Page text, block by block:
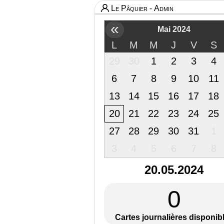
Le Pâquier - Admin
« Mai 2024
L M M J V
S
1 2 3
4
6
7 8 9 10
11
13
14 15 16 17
18
20
21 22 23 24
25
27
28 29 30 31
20.05.2024
0
Cartes journalières